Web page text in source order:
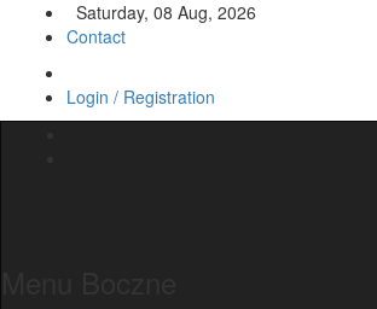
Saturday, 08 Aug, 2026
Contact
Login / Registration